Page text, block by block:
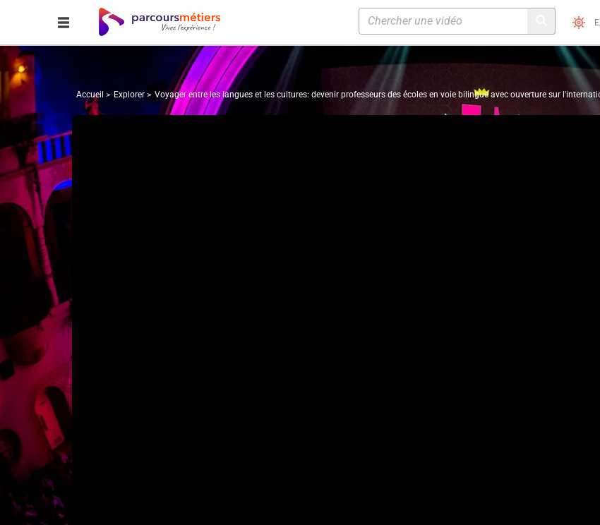
Accueil Explorer Voyager entre les langues et les cultures: devenir professeurs des écoles en voie bilingue avec ouverture sur